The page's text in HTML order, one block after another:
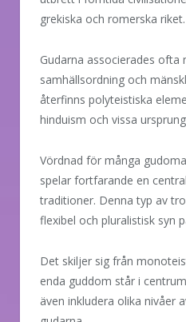
grekiska och romerska riket.
Gudarna associerades ofta
samhällsordning och
återfinns polyteistiska
hinduism och vissa
Vördnad för många
spelar fortfarande en
traditioner. Denna typ av
flexibel och pluralistisk syn
Det skiljer sig från
enda guddom står i
även inkludera olika nivåer